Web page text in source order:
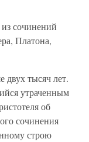
сочинений
Платона,
тысяч лет.
утраченным
об
сочинения
строю